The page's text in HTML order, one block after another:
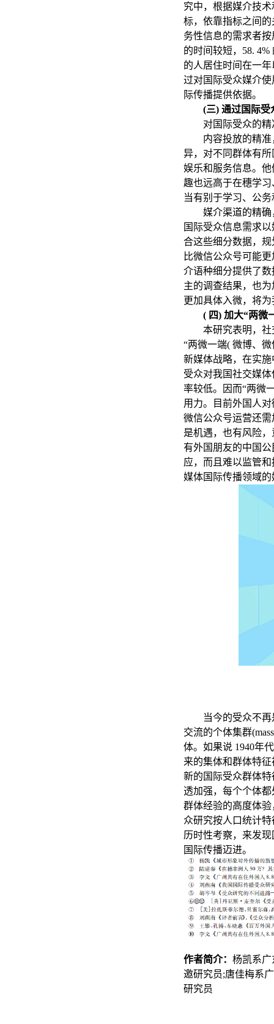
究中，根据媒介技
标，依靠指标之间
务性信息的需求者
的时间较短， 58.
的人居住时间在一
过对国际受众媒介
际传播提供依据。
(三) 通过国际受
对国际受众的
内容投放的精
异，对不同群体有
娱乐和服务信息。
趣也远高于在穗学
当有别于学习、公
媒介渠道的精
国际受众信息需求
合这些细分数据，
比微信公众号可能
介语种细分提供了
主的调查结果，也
更加具体入微，将
( 四) 加大“两微
本研究表明，
“两微一端( 微博、
新媒体战略，在实
受众对我国社交媒
率较低。因而“两微
用力。目前外国人
微信公众号运营还
是机遇，也有风险
有外国朋友的中国
应，而且难以监管
媒体国际传播领域
当今的受众不再
交流的个体集群
体。如果说 1940年
来的集体和群体特
新的国际受众群体
透加强，每个个体
群体经验的高度体
众研究按人口统计
历时性考察，来发
国际传播迈进。
作者简介： 杨凯系广
邀研究员;唐佳梅系
研究员